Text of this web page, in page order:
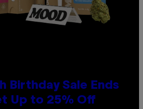
Birthday Sale Ends
Up to 25% Off